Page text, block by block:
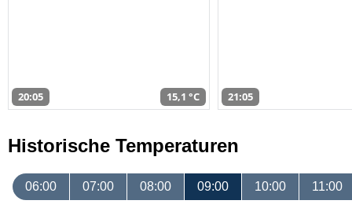
20:05 15,1 °C 21:05
Historische Temperaturen
06:00 07:00 08:00 09:00 10:00 11:00